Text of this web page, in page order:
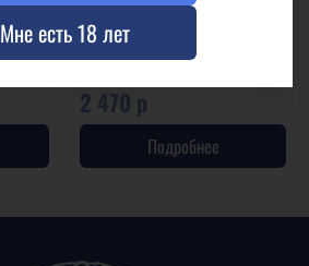
1 шт. в целлофане
15 шт. в коробке
2 470 р
Подробнее
Мне есть 18 лет